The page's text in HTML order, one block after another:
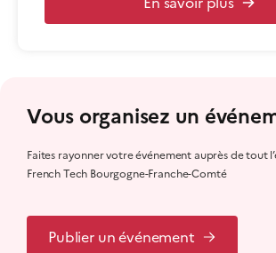
Vous organisez un
Faites rayonner votre événement auprès de tout
French Tech Bourgogne-Franche-Comté
Publier un événement